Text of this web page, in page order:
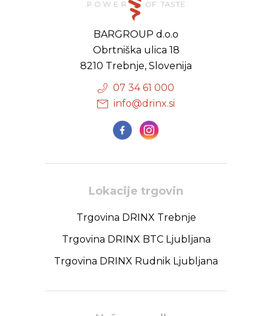
BARGROUP d.o.o
Obrtniška ulica 18
8210 Trebnje, Slovenija
07 34 61 000
info@drinx.si
Lokacije trgovin
Trgovina DRINX Trebnje
Trgovina DRINX BTC Ljubljana
Trgovina DRINX Rudnik Ljubljana